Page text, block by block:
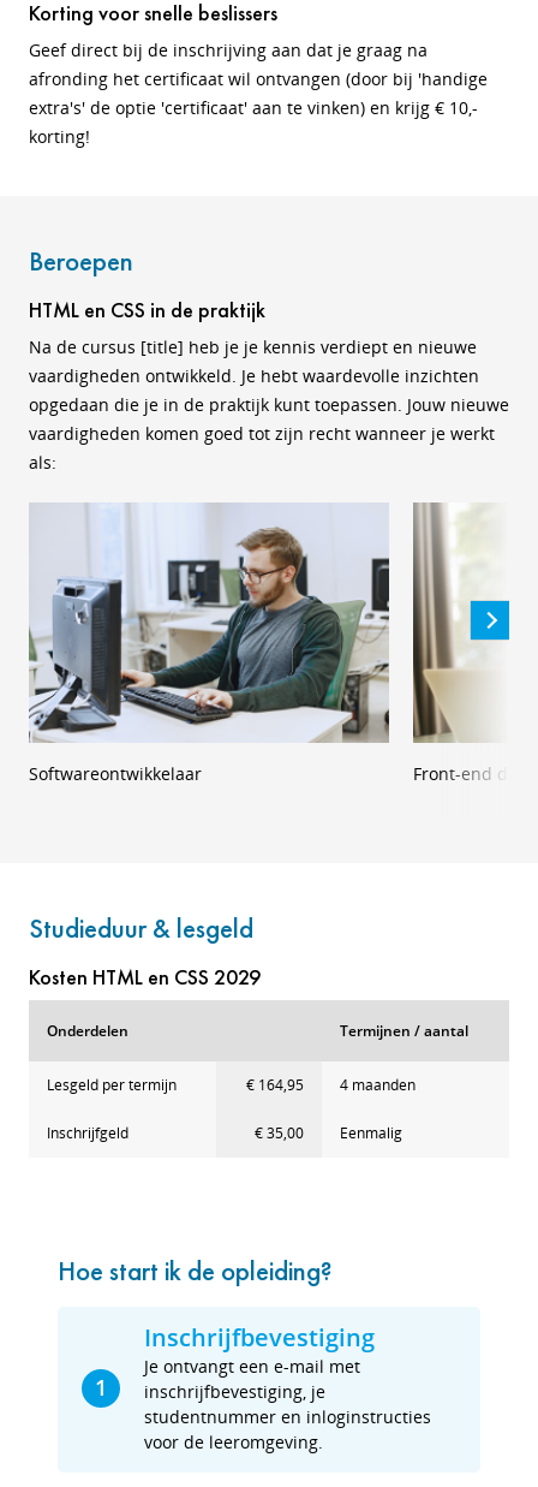
Korting voor snelle beslissers
Geef direct bij de inschrijving aan dat je graag na
afronding het certificaat wil ontvangen (door bij 'handige
extra's' de optie 'certificaat' aan te vinken) en krijg € 10,-
korting!
Beroepen
HTML en CSS in de praktijk
Na de cursus [title] heb je je kennis verdiept en nieuwe
vaardigheden ontwikkeld. Je hebt waardevolle inzichten
opgedaan die je in de praktijk kunt toepassen. Jouw nieuwe
vaardigheden komen goed tot zijn recht wanneer je werkt
als:
Softwareontwikkelaar Front-end
Studieduur & lesgeld
Kosten HTML en CSS 2029
Onderdelen Termijnen / aantal
Lesgeld per termijn € 164,95 4 maanden
Inschrijfgeld € 35,00 Eenmalig
Hoe start ik de opleiding?
1
Inschrijfbevestiging
Je ontvangt een e-mail met
inschrijfbevestiging, je
studentnummer en inloginstructies
voor de leeromgeving.